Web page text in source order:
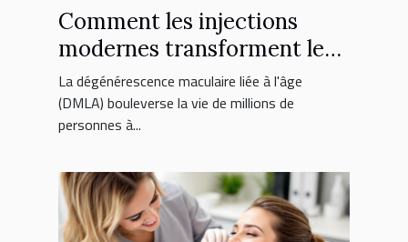
Comment les injections
modernes transforment le
traitement de la DMLA ?
La dégénérescence maculaire liée à l'âge
(DMLA) bouleverse la vie de millions de
personnes à...